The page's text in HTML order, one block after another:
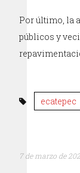
Por último, la
públicos y
ecatepec
7 de marzo de